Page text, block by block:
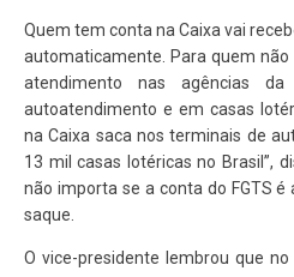
Quem tem conta na Caixa vai
automaticamente. Para quem
atendimento nas agências
autoatendimento e em casas
na Caixa saca nos terminais de
13 mil casas lotéricas no Brasil”,
não importa se a conta do FGTS
saque.
O vice-presidente lembrou que